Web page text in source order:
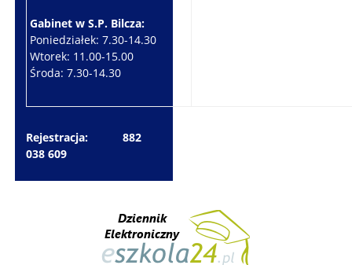
Gabinet w S.P. Bilcza:
Poniedziałek: 7.30-14.30
Wtorek: 11.00-15.00
Środa: 7.30-14.30
Rejestracja: 882
038 609